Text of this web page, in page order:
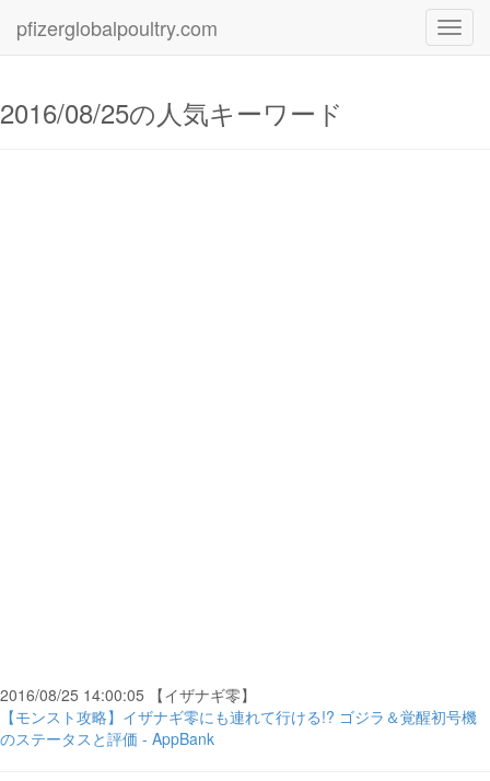
pfizerglobalpoultry.com
2016/08/25の人気キーワード
2016/08/25 14:00:05 【イザナギ零】
【モンスト攻略】イザナギ零にも連れて行ける!? ゴジラ＆覚醒初号機
のステータスと評価 - AppBank